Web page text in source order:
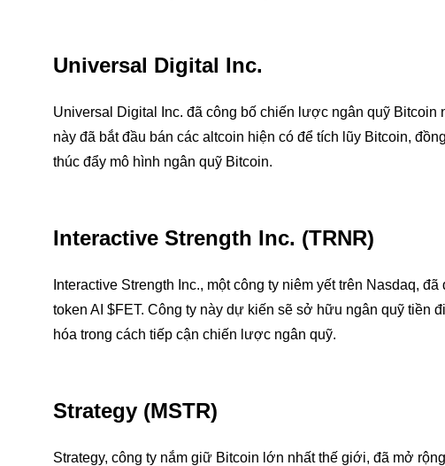
Universal Digital Inc.
Universal Digital Inc. đã công bố chiến lược ngân quỹ
này đã bắt đầu bán các altcoin hiện có để tích lũy Bitcoin,
thúc đẩy mô hình ngân quỹ Bitcoin.
Interactive Strength Inc. (TRNR)
Interactive Strength Inc., một công ty niêm yết trên Nasdaq,
token AI $FET. Công ty này dự kiến sẽ sở hữu ngân quỹ tiền
hóa trong cách tiếp cận chiến lược ngân quỹ.
Strategy (MSTR)
Strategy, công ty nắm giữ Bitcoin lớn nhất thế giới, đã mở